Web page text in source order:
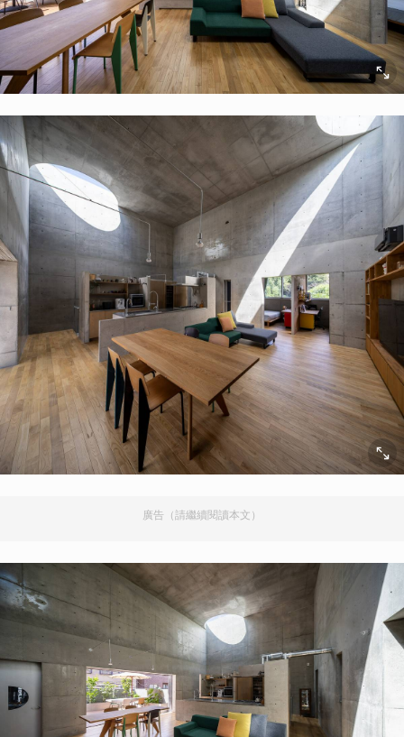
廣告（請繼續閱讀本文）